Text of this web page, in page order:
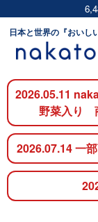
日本と世界の『おいし
2026.05.11
野菜入り
2026.07.14 一